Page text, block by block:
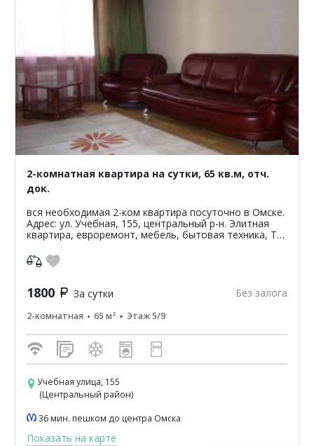
2-комнатная квартира на сутки, 65 кв.м, отч.
док.
вся необходимая 2-ком квартира посуточно в Омске.
Адрес: ул. Учебная, 155, центральный р-н. Элитная
квартира, евроремонт, мебель, бытовая техника, ТВ,
1800 За сутки Без залога
2-комнатная 65 м² Этаж 5/9
Учебная улица, 155
(Центральный район)
36 мин. пешком до центра Омска
Показать на карте